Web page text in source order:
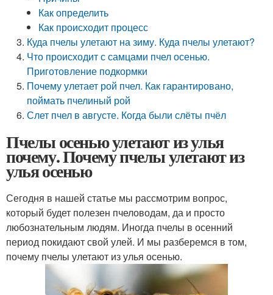
Как определить
Как происходит процесс
Куда пчелы улетают на зиму. Куда пчелы улетают?
Что происходит с самцами пчел осенью.
Приготовление подкормки
Почему улетает рой пчел. Как гарантировано,
поймать пчелиный рой
Слет пчел в августе. Когда были слёты пчёл
Пчелы осенью улетают из улья
почему. Почему пчелы улетают из
улья осенью
Сегодня в нашей статье мы рассмотрим вопрос,
который будет полезен пчеловодам, да и просто
любознательным людям. Иногда пчелы в осенний
период покидают свой улей. И мы разберемся в том,
почему пчелы улетают из улья осенью.